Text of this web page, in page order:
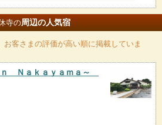
寺の周辺の人気宿
お客さまの評価が高い順に掲載していま
Ｎａｋａｙａｍａ～